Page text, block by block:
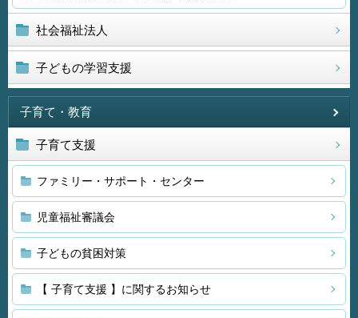
社会福祉法人
子どもの学習支援
子育て・教育
子育て支援
ファミリー・サポート・センター
児童福祉審議会
子どもの貧困対策
【 子育て支援 】に関するお知らせ